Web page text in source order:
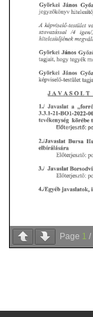
Page 1 /